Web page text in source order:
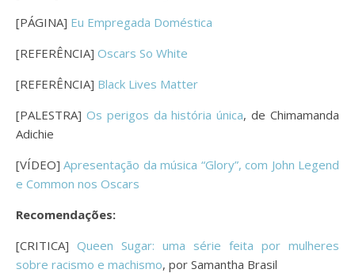
[PÁGINA] Eu Empregada Doméstica
[REFERÊNCIA] Oscars So White
[REFERÊNCIA] Black Lives Matter
[PALESTRA] Os perigos da história única, de Chimamanda
Adichie
[VÍDEO]Apresentação da música “Glory”, com John Legend
e Common nos Oscars
Recomendações:
[CRITICA] Queen Sugar: uma série feita por mulheres
sobre racismo e machismo, por Samantha Brasil